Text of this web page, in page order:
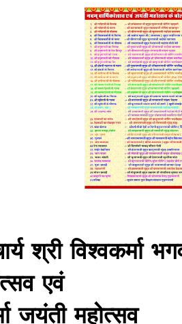
श्री विश्वकर्मा
एवं